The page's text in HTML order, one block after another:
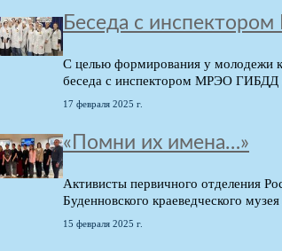
Беседа с
С целью формирования у молодежи
беседа с инспектором МРЭО
17 февраля 2025 г.
«Помни их имена…»
Активисты первичного отделения
Буденновского краеведческого
15 февраля 2025 г.